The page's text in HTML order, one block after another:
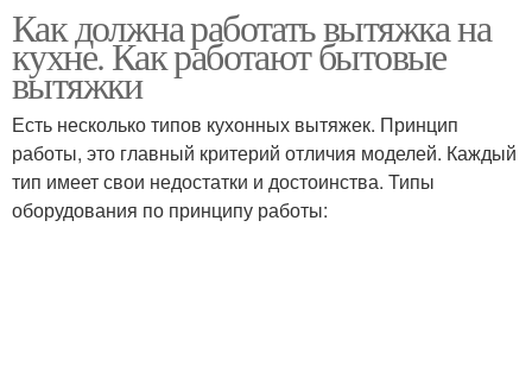
Вытяжки в подпольном
и
Как должна работать вытяжка на
кухне. Как работают бытовые
вытяжки
Есть несколько типов кухонных вытяжек. Принцип
работы, это главный критерий отличия моделей. Каждый
тип имеет свои недостатки и достоинства. Типы
оборудования по принципу работы: